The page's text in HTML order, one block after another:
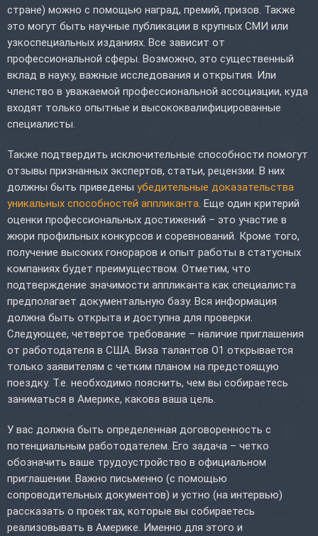
стране) можно с помощью наград, премий, призов. Также
это могут быть научные публикации в крупных СМИ или
узкоспециальных изданиях. Все зависит от
профессиональной сферы. Возможно, это существенный
вклад в науку, важные исследования и открытия. Или
членство в уважаемой профессиональной ассоциации, куда
входят только опытные и высококвалифицированные
специалисты.
Также подтвердить исключительные способности помогут
отзывы признанных экспертов, статьи, рецензии. В них
должны быть приведены убедительные доказательства
уникальных способностей аппликанта . Еще один критерий
оценки профессиональных достижений – это участие в
жюри профильных конкурсов и соревнований. Кроме того,
получение высоких гонораров и опыт работы в статусных
компаниях будет преимуществом. Отметим, что
подтверждение значимости аппликанта как специалиста
предполагает документальную базу. Вся информация
должна быть открыта и доступна для проверки.
Следующее, четвертое требование – наличие приглашения
от работодателя в США. Виза талантов O1 открывается
только заявителям с четким планом на предстоящую
поездку. Т.е. необходимо пояснить, чем вы собираетесь
заниматься в Америке, какова ваша цель.
У вас должна быть определенная договоренность с
потенциальным работодателем. Его задача – четко
обозначить ваше трудоустройство в официальном
приглашении. Важно письменно (с помощью
сопроводительных документов) и устно (на интервью)
рассказать о проектах, которые вы собираетесь
реализовывать в Америке. Именно для этого и